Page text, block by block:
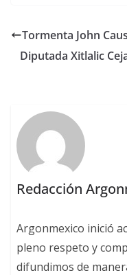
Tormenta John
Diputada Xitlalic
Redacción
Argonmexico inició
pleno respeto y
difundimos de